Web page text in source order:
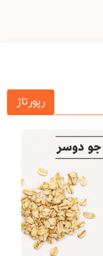
رپورتاژ